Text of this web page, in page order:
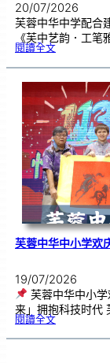
20/07/2026
芙蓉中华中学配合
《芙中艺韵．工
閱讀全文:《
艺
．
工
笔
雅
集
．
长
荣
丹
青
》
书
画
展
开
幕
芙蓉中华中小学欢
19/07/2026
芙蓉中华中小
来」拥抱科技时代
閱讀全文:芙
华